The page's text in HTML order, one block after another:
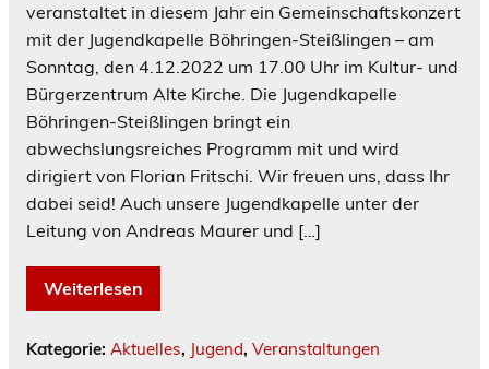
veranstaltet in diesem Jahr ein Gemeinschaftskonzert
mit der Jugendkapelle Böhringen-Steißlingen – am
Sonntag, den 4.12.2022 um 17.00 Uhr im Kultur- und
Bürgerzentrum Alte Kirche. Die Jugendkapelle
Böhringen-Steißlingen bringt ein
abwechslungsreiches Programm mit und wird
dirigiert von Florian Fritschi. Wir freuen uns, dass Ihr
dabei seid! Auch unsere Jugendkapelle unter der
Leitung von Andreas Maurer und […]
Weiterlesen
Kategorie: Aktuelles, Jugend, Veranstaltungen